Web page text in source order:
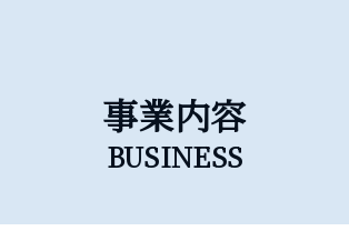
事業内容
BUSINESS